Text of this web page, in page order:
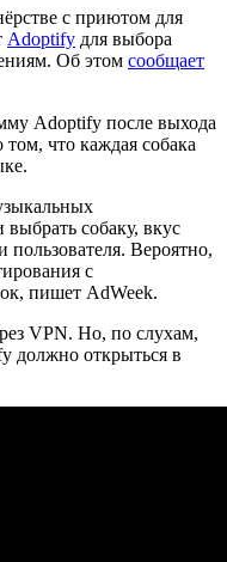
с приютом для
Adoptify для выбора
Об этом сообщает
Adoptify после выхода
том, что каждая собака
собаку, вкус
пользователя. Вероятно,
с
пишет AdWeek.
VPN. Но, по слухам,
должно открыться в